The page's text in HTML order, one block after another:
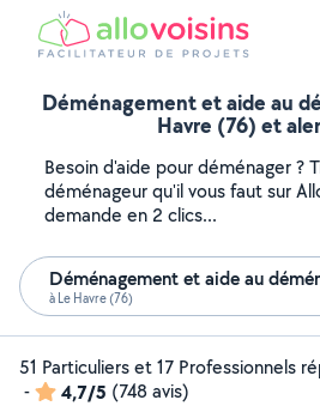
Déménagement et aide au
Havre (76) et
Besoin d'aide pour déménager ?
déménageur qu'il vous faut sur
demande en 2 clics...
Déménagement et aide au
à Le Havre (76)
51 Particuliers et 17 Professionnels
-
4,7/5 (748 avis)